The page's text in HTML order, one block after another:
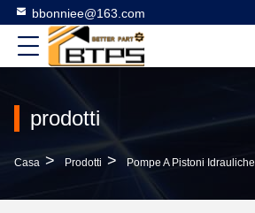
bbonniee@163.com
prodotti
Casa > Prodotti > Pompe A Pistoni Idrauliche